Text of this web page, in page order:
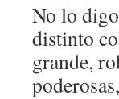
No lo
distinto
grande,